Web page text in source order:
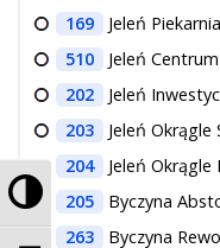
Przełącz
169
Jeleń Piekarnia
510
Jeleń
202
Jeleń
203
Jeleń Okrągle
204
Jeleń Okrągle
205
Byczyna
263
Byczyna